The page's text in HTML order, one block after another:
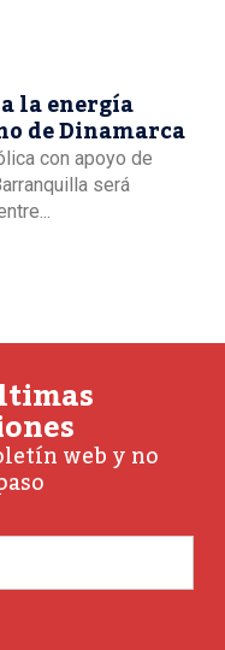
la energía
de Dinamarca
con apoyo de
será
web y no